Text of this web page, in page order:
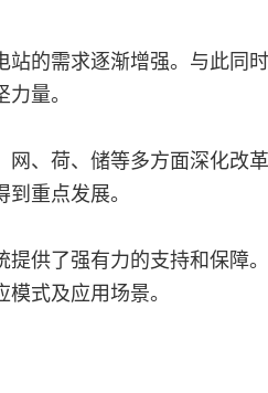
的需求逐渐增强。与此同
量。
、荷、储等多方面深化改
重点发展。
供了强有力的支持和保障
式及应用场景。